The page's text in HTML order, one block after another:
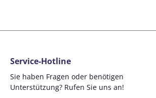
Service-Hotline
Sie haben Fragen oder benötigen
Unterstützung? Rufen Sie uns an!